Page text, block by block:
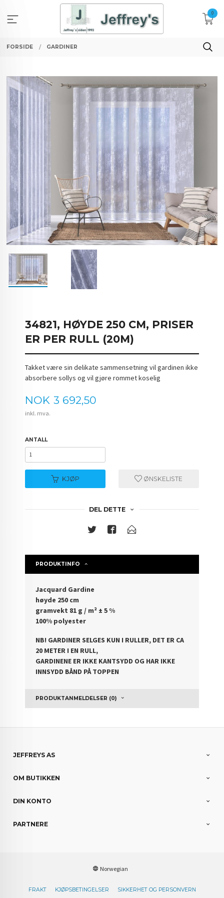
innholdet
0
FORSIDE GARDINER
34821, HØYDE 250 CM, PRISER
ER PER RULL (20M)
Takket være sin delikate sammensetning vil gardinen ikke
absorbere sollys og vil gjøre rommet koselig
Pris
NOK 3 692,50
inkl. mva.
ANTALL
KJØP ØNSKELISTE
DEL DETTE
PRODUKTINFO
Jacquard Gardine
høyde 250 cm
gramvekt 81 g / m² ± 5 %
100% polyester
NB! GARDINER SELGES KUN I RULLER, DET ER CA
20 METER I EN RULL,
GARDINENE ER IKKE KANTSYDD OG HAR IKKE
INNSYDD BÅND PÅ TOPPEN
PRODUKTANMELDELSER (0)
JEFFREYS AS
OM BUTIKKEN
DIN KONTO
PARTNERE
Norwegian
FRAKT KJØPSBETINGELSER SIKKERHET OG PERSONVERN